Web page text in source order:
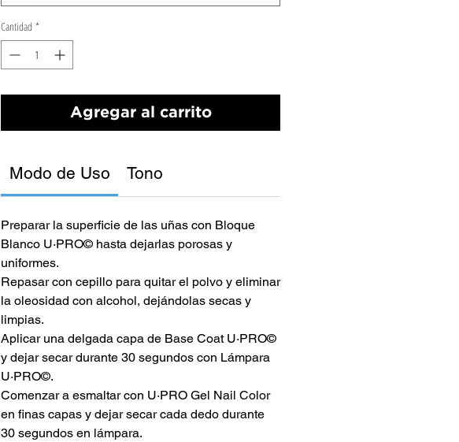
Cantidad *
Agregar al carrito
Modo de Uso Tono
Preparar la superficie de las uñas con Bloque
Blanco U·PRO© hasta dejarlas porosas y
uniformes.
Repasar con cepillo para quitar el polvo y eliminar
la oleosidad con alcohol, dejándolas secas y
limpias.
Aplicar una delgada capa de Base Coat U·PRO©
y dejar secar durante 30 segundos con Lámpara
U·PRO©.
Comenzar a esmaltar con U·PRO Gel Nail Color
en finas capas y dejar secar cada dedo durante
30 segundos en lámpara.